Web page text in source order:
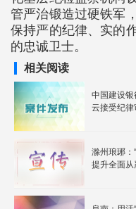
管严治锻造过硬铁军
保持严的纪律、实的
的忠诚卫士。
相关阅读
中国建设
云接受纪律
滁州琅琊：
提升全面